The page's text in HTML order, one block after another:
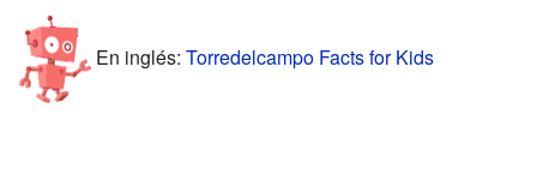
En inglés: Torredelcampo Facts for Kids